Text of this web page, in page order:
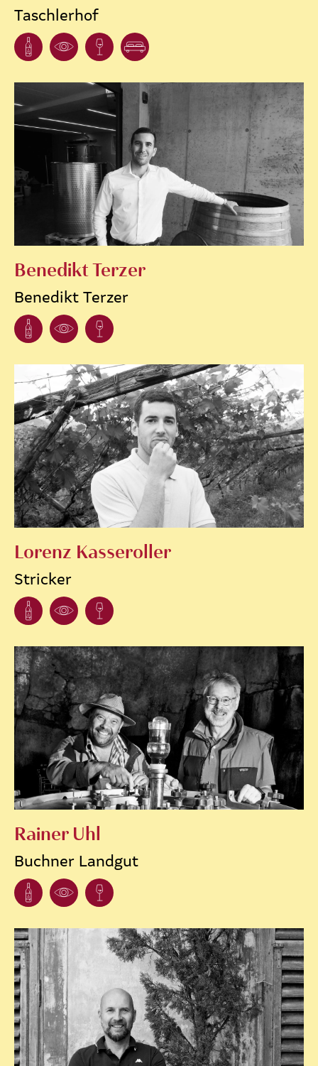
Taschlerhof
Benedikt Terzer
Benedikt Terzer
Lorenz Kasseroller
Stricker
Rainer Uhl
Buchner Landgut